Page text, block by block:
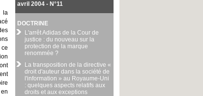
la
avril 2004 - N°11
DOCTRINE
L'arrêt Adidas de la Cour de
justice : du nouveau sur la
protection de la marque
renommée ?
La transposition de la directive «
droit d'auteur dans la société de
l'information » au Royaume-Uni
: quelques aspects relatifs aux
droits et aux exceptions